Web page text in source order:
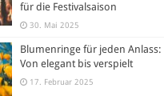
für die Festivalsaison
30. Mai 2025
Blumenringe für jeden Anlass:
Von elegant bis verspielt
17. Februar 2025